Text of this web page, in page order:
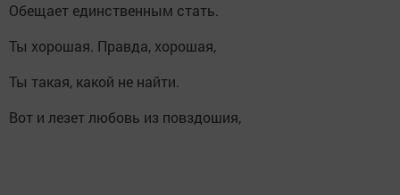
Обещает единственным стать.
Ты хорошая. Правда, хорошая,
Ты такая, какой не найти.
Вот и лезет любовь из повздошия,